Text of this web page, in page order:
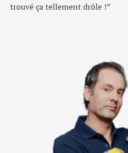
trouvéça tellement drôle !”